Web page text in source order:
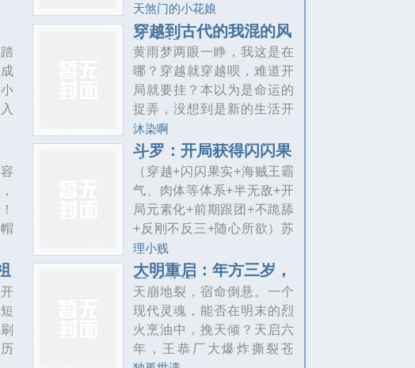
天煞门的小花娘
穿越到古代的我混的风
生水起
黄雨梦两眼一睁，我这是在
哪？穿越就穿越呗，难道开
局就要挂？本以为是命运的
捉弄，没想到是新的生活开
始。在古代拥有了一群超爱
自己的家人。为了改变贫穷
家里的现状，带领全家种植
蔬菜瓜果。卖豆腐，做凉拌
菜，后期开工厂，打造工业
村。...
沐染啊
斗罗：开局获得闪闪果
实
（穿越+闪闪果实+海贼王霸
气、肉体等体系+半无敌+开
局元素化+前期跟团+不跪舔
+反刚不反三+随心所欲）苏
三甲穿越到斗罗大陆的世
界，觉醒耀光武魂，先天魂
力只有三级，本想抱上玉小
刚的大腿，却被羞辱拒绝，
悲愤之下，金手指到来，一
颗来自海贼王世界的闪闪果
实改变了他的命运！什么叫
理小贱
大明重启：年方三岁，
登基称帝
天崩地裂，宿命倒悬。一个
现代灵魂，能否在明末的烈
火烹油中，挽天倾？天启六
年，王恭厂大爆炸撕裂苍